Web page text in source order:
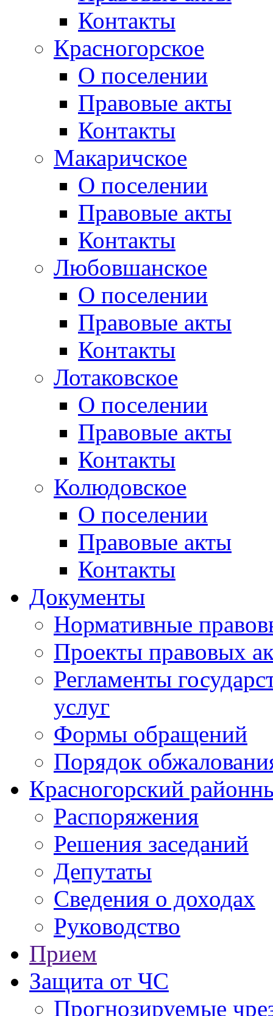
Контакты
Красногорское
О поселении
Правовые акты
Контакты
Макаричское
О поселении
Правовые акты
Контакты
Любовшанское
О поселении
Правовые акты
Контакты
Лотаковское
О поселении
Правовые акты
Контакты
Колюдовское
О поселении
Правовые акты
Контакты
Документы
Нормативные
Проекты правовых
Регламенты
услуг
Формы обращений
Порядок
Красногорский
Распоряжения
Решения заседаний
Депутаты
Сведения о доходах
Руководство
Прием
Защита от ЧС
Прогнозируемые